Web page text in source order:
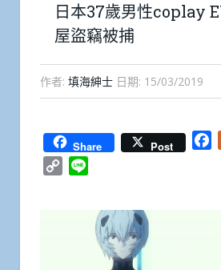
日本37歲男性coplay
屋盜竊被捕
作者: 填海紳士 日期: 15/03/2019
Share Post
Copy